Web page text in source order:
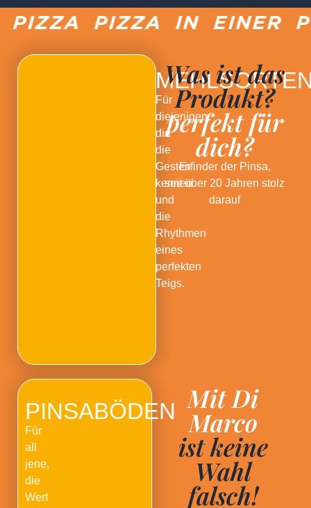
PIZZA IN EINER
Für
diejenigen,
die
die
Gesten
kennen
und
die
Rhythmen
eines
perfekten
Teigs.
Was ist das
Produkt?
perfekt für
dich?
Erfinder der Pinsa,
seit über 20 Jahren stolz
darauf
Mit Di
Marco
ist keine
Wahl
falsch!
PINSABÖDEN
Für
all
jene,
die
Wert